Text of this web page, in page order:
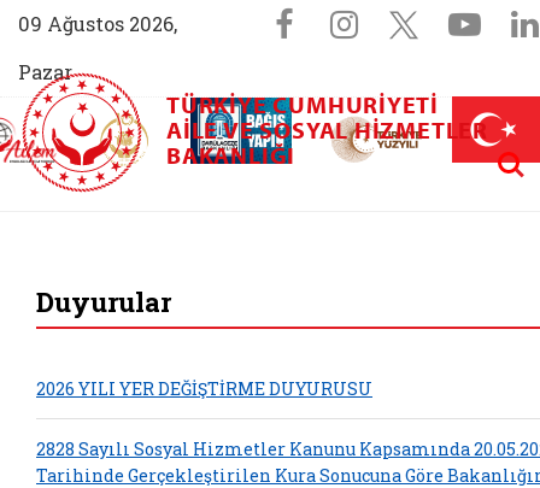
09 Ağustos 2026,
Pazar
Sosyal
Facebook
Instagram
X
Aile (yeni sekmede açılır)
AİLEM İletişim Merkezi (yeni sekmede açılır)
Aile ve Nüfus On Yılı (yeni sekmede açılır)
Darülaceze bağış sayfası (yeni
TÜRKIYE CUMHURIYETI
AILE VE SOSYAL HIZMETLER
BAKANLIĞI
Duyurular
2026 YILI YER DEĞİŞTİRME DUYURUSU
2828 Sayılı Sosyal Hizmetler Kanunu Kapsamında
Tarihinde Gerçekleştirilen Kura Sonucuna Göre